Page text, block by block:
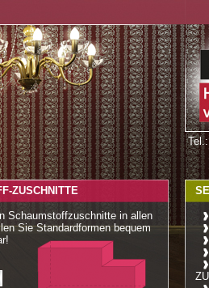
ZUSCHNITTE
Schaumstoffzuschnitte in allen
Sie Standardformen bequem